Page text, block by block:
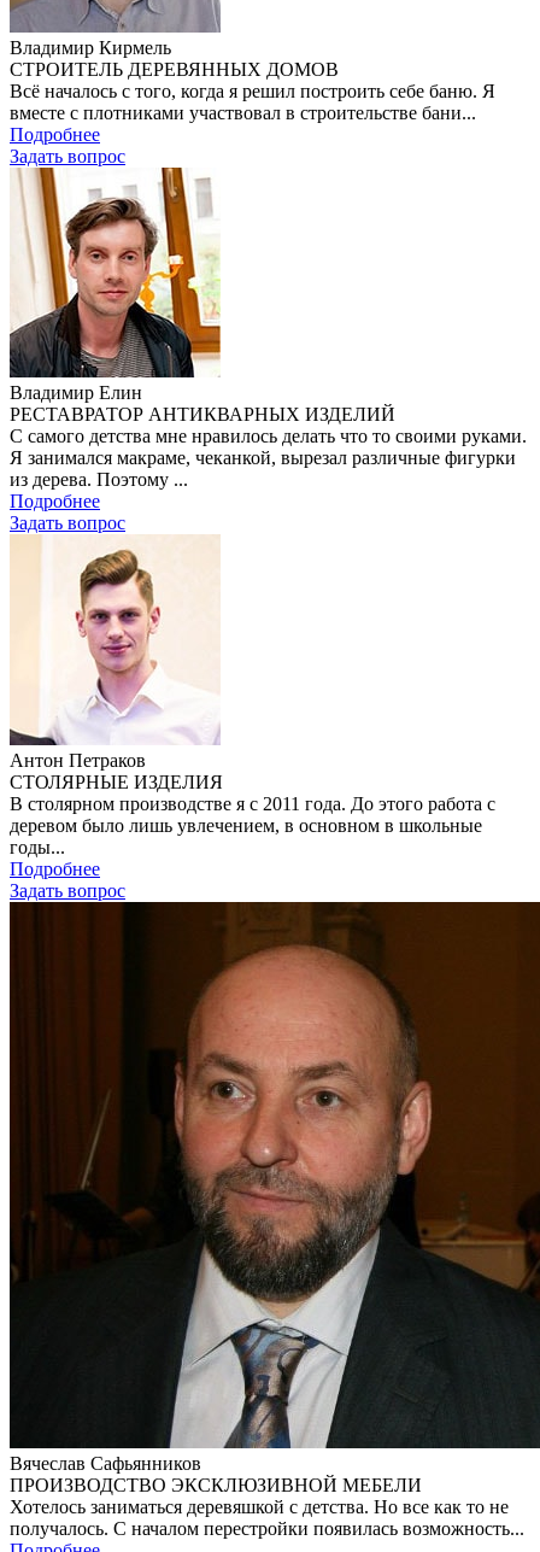
Владимир Кирмель
СТРОИТЕЛЬ ДЕРЕВЯННЫХ ДОМОВ
Всё началось с того, когда я решил построить себе баню. Я
вместе с плотниками участвовал в строительстве бани...
Подробнее
Задать вопроc
Владимир Елин
РЕСТАВРАТОР АНТИКВАРНЫХ ИЗДЕЛИЙ
С самого детства мне нравилось делать что то своими руками.
Я занимался макраме, чеканкой, вырезал различные фигурки
из дерева. Поэтому ...
Подробнее
Задать вопроc
Антон Петраков
СТОЛЯРНЫЕ ИЗДЕЛИЯ
В столярном производстве я с 2011 года. До этого работа с
деревом было лишь увлечением, в основном в школьные
годы...
Подробнее
Задать вопроc
Вячеслав Сафьянников
ПРОИЗВОДСТВО ЭКСКЛЮЗИВНОЙ МЕБЕЛИ
Хотелось заниматься деревяшкой с детства. Но все как то не
получалось. С началом перестройки появилась возможность...